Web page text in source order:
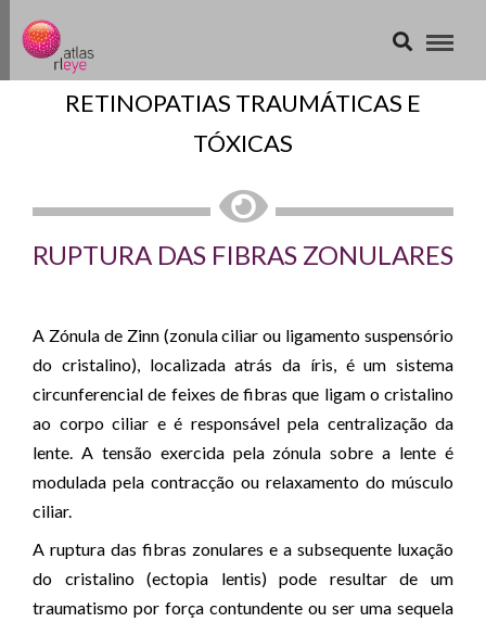
RETINOPATIAS TRAUMÁTICAS E
TÓXICAS
RUPTURA DAS FIBRAS ZONULARES
A Zónula de Zinn (zonula ciliar ou ligamento suspensório
do cristalino), localizada atrás da íris, é um sistema
circunferencial de feixes de fibras que ligam o cristalino
ao corpo ciliar e é responsável pela centralização da
lente. A tensão exercida pela zónula sobre a lente é
modulada pela contracção ou relaxamento do músculo
ciliar.
A ruptura das fibras zonulares e a subsequente luxação
do cristalino (ectopia lentis) pode resultar de um
traumatismo por força contundente ou ser uma sequela